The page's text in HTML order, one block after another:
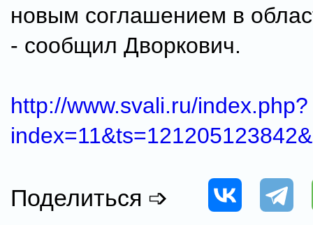
новым соглашением в
- сообщил Дворкович.
http://www.svali.ru/index.php?
Поделиться ➩